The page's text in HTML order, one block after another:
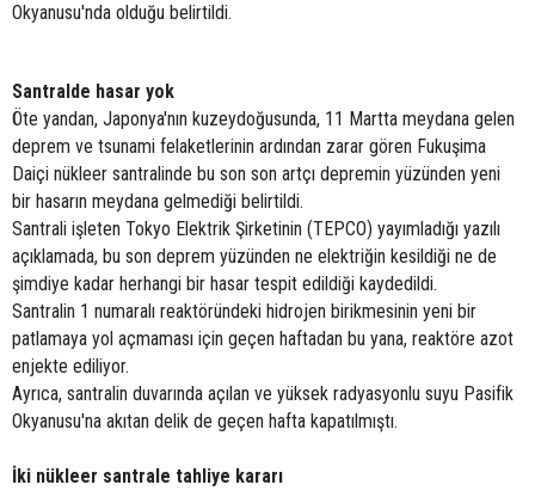
Okyanusu'nda olduğu belirtildi.
Santralde hasar yok
Öte yandan, Japonya'nın kuzeydoğusunda, 11 Martta meydana gelen
deprem ve tsunami felaketlerinin ardından zarar gören Fukuşima
Daiçi nükleer santralinde bu son son artçı depremin yüzünden yeni
bir hasarın meydana gelmediği belirtildi.
Santrali işleten Tokyo Elektrik Şirketinin (TEPCO) yayımladığı yazılı
açıklamada, bu son deprem yüzünden ne elektriğin kesildiği ne de
şimdiye kadar herhangi bir hasar tespit edildiği kaydedildi.
Santralin 1 numaralı reaktöründeki hidrojen birikmesinin yeni bir
patlamaya yol açmaması için geçen haftadan bu yana, reaktöre azot
enjekte ediliyor.
Ayrıca, santralin duvarında açılan ve yüksek radyasyonlu suyu Pasifik
Okyanusu'na akıtan delik de geçen hafta kapatılmıştı.
İki nükleer santrale tahliye kararı